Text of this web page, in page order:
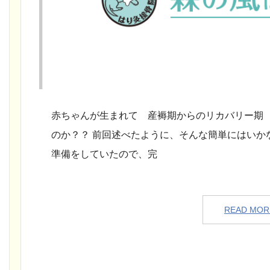
赤ちゃんが生まれて 産褥期からのリカバリー
のか？？ 前回述べたように、そんな簡単にはい
準備をしていたので、完
READ